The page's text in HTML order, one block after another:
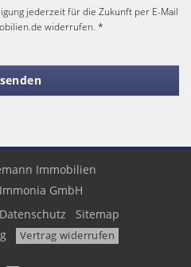
jederzeit für die Zukunft per E-Mail
widerrufen. *
Immobilien
Immonia GmbH
Datenschutz
Sitemap
Vertrag widerrufen